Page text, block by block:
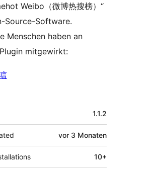
Weibo（微博热搜榜）“
Source-Software.
Menschen haben an
mitgewirkt:
1.1.2
vor 3 Monaten
10+